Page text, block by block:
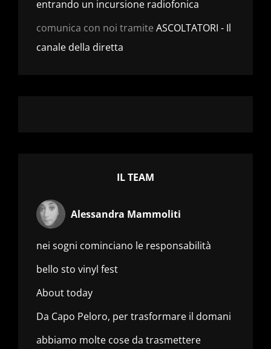
entrando un incursione radiofonica
comunica con noi tramite ASCOLTATORI - Il
canale della diretta
IL TEAM
Alessandra Mammoliti
nei sogni cominciano le responsabilità
bello sto vinyl fest
About today
Da Capo Peloro, per trasformare il domani
abbiamo molte cose da trasmettere